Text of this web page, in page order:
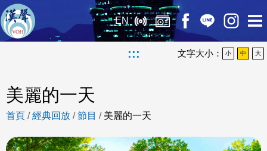
EN
::: 文字大小： 小 中 大
美麗的一天
首頁 /經典回放 /節目 / 美麗的一天